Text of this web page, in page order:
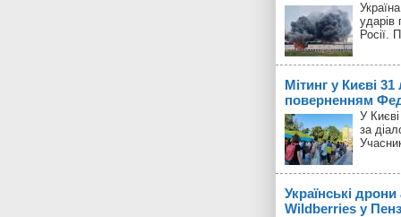
ударів
Росії.
Мітинг у Києві
поверненням
У
за
Українські
Wildberries у